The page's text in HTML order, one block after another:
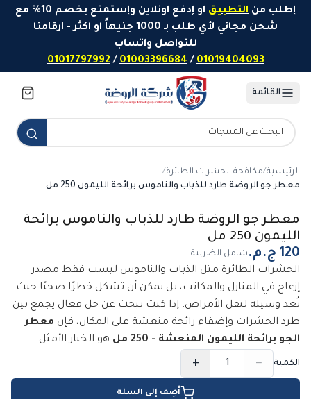
تخطَّ إلى المحتوى
إطلب من التطبيق
او إدفع اونلاين وإستمتع بخصم 10% مع
شحن مجاني لأي طلب بـ 1000 جنيهاً او اكثر - ارقامنا
للتواصل واتساب
01019404093
/
01003396684
/
01017797992
القائمة
الرئيسية/مكافحة الحشرات الطائرة/
معطر جو الروضة طارد للذباب والناموس برائحة الليمون 250 مل
معطر جو الروضة طارد للذباب والناموس برائحة
الليمون 250 مل
شامل الضريبة
الحشرات الطائرة مثل الذباب والناموس ليست فقط مصدر
إزعاج في المنازل والمكاتب، بل يمكن أن تشكل خطرًا صحيًا حيث
تُعد وسيلة لنقل الأمراض. إذا كنت تبحث عن حل فعال يجمع بين
طرد الحشرات وإضفاء رائحة منعشة على المكان، فإن معطر
الجو برائحة الليمون المنعشة - 250 مل
هو الخيار الأمثل.
الكمية −
+
أضِف إلى السلة